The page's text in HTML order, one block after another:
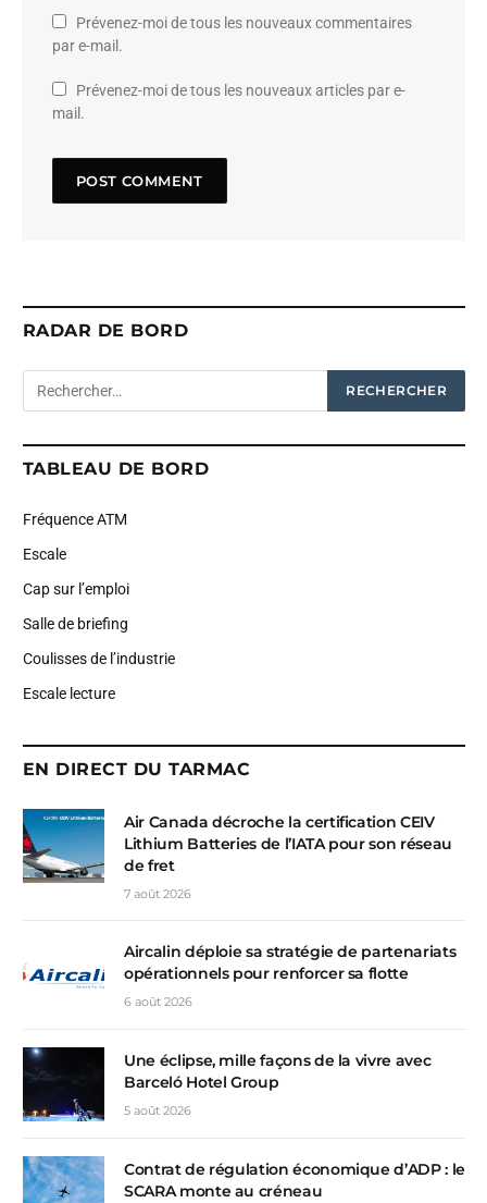
Prévenez-moi de tous les nouveaux commentaires
par e-mail.
Prévenez-moi de tous les nouveaux articles par e-
mail.
RADAR DE BORD
TABLEAU DE BORD
Fréquence ATM
Escale
Cap sur l’emploi
Salle de briefing
Coulisses de l’industrie
Escale lecture
EN DIRECT DU TARMAC
Air Canada décroche la certification CEIV
Lithium Batteries de l’IATA pour son réseau
de fret
7 août 2026
Aircalin déploie sa stratégie de partenariats
opérationnels pour renforcer sa flotte
6 août 2026
Une éclipse, mille façons de la vivre avec
Barceló Hotel Group
5 août 2026
Contrat de régulation économique d’ADP : le
SCARA monte au créneau